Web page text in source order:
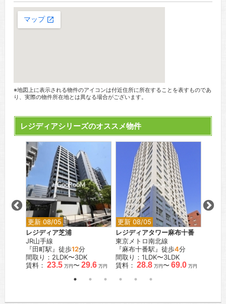
※地図上に表示される物件のアイコンは付近住所に所在することを表すものであ
り、実際の物件所在地とは異なる場合がございます。
レジディアシリーズのオススメ物件
更新 08/05
レジディア芝浦
JR山手線
『田町駅』徒歩12分
間取り：2LDK〜3DK
賃料： 23.5 万円〜 29.6 万円
更新 08/05
レジディアタワー麻布十番
東京メトロ南北線
『麻布十番駅』徒歩4分
間取り：1LDK〜3LDK
賃料： 28.8 万円〜 69.0 万円